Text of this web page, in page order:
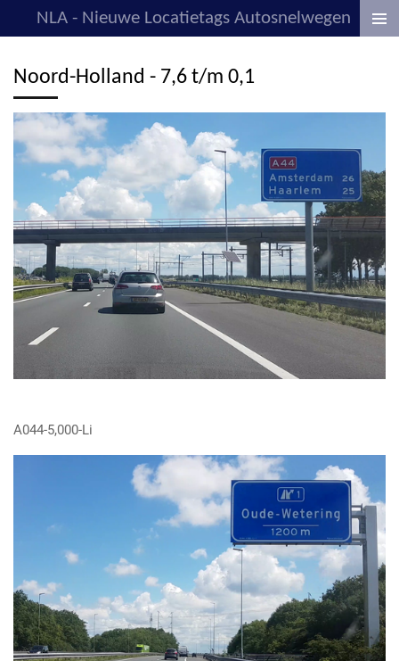
direct
de
NLA - Nieuwe Locatietags Autosnelwegen
Noord-Holland - 7,6 t/m 0,1
A044-5,000-Li